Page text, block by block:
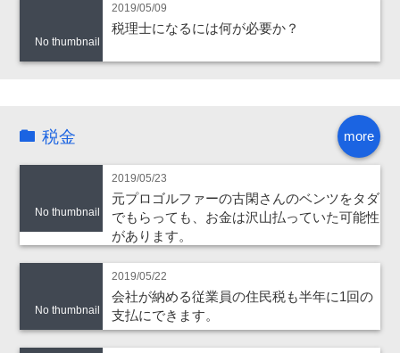
No thumbnail
2019/05/09
税理士になるには何が必要か？
more
税金
No thumbnail
2019/05/23
元プロゴルファーの古閑さんのベンツをタダ
でもらっても、お金は沢山払っていた可能性
があります。
No thumbnail
2019/05/22
会社が納める従業員の住民税も半年に1回の
支払にできます。